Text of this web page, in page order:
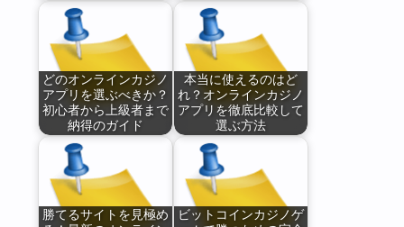
どのオンラインカジノ
アプリを選ぶべきか？
初心者から上級者まで
納得のガイド
本当に使えるのはど
れ？オンラインカジノ
アプリを徹底比較して
選ぶ方法
勝てるサイトを見極め
ビットコインカジノゲ